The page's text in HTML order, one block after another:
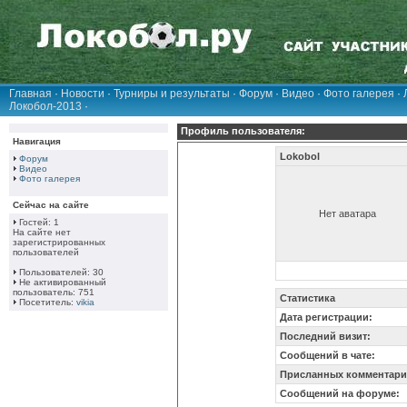
Главная · Новости · Турниры и результаты · Форум · Видео · Фото галерея ·
Локобол-2013 ·
Навигация
Форум
Видео
Фото галерея
Сейчас на сайте
Гостей: 1
На сайте нет
зарегистрированных
пользователей
Пользователей: 30
Не активированный
пользователь: 751
Посетитель: vikia
Профиль пользователя:
Lokobol
Нет аватара
Статистика
Дата регистрации:
Последний визит:
Сообщений в чате:
Присланных
Сообщений на форуме: